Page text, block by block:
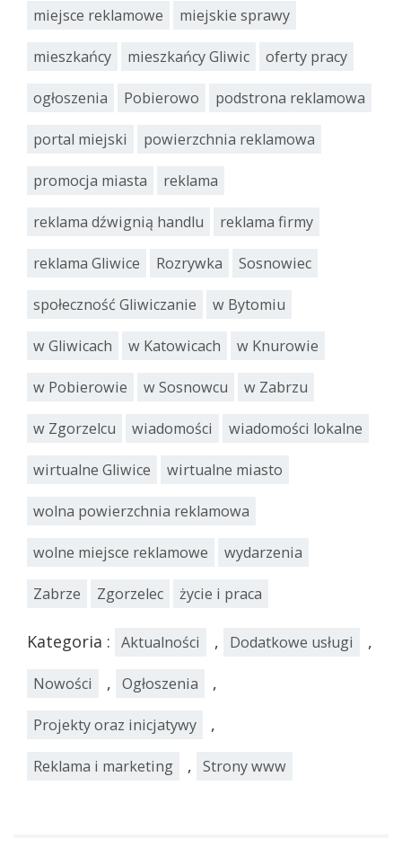
miejsce reklamowe miejskie sprawy
mieszkańcy mieszkańcy Gliwic oferty pracy
ogłoszenia Pobierowo podstrona reklamowa
portal miejski powierzchnia reklamowa
promocja miasta reklama
reklama dźwignią handlu reklama firmy
reklama Gliwice Rozrywka Sosnowiec
społeczność Gliwiczanie w Bytomiu
w Gliwicach w Katowicach w Knurowie
w Pobierowie w Sosnowcu w Zabrzu
w Zgorzelcu wiadomości wiadomości lokalne
wirtualne Gliwice wirtualne miasto
wolna powierzchnia reklamowa
wolne miejsce reklamowe wydarzenia
Zabrze Zgorzelec życie i praca
Kategoria : Aktualności , Dodatkowe usługi ,
Nowości , Ogłoszenia ,
Projekty oraz inicjatywy ,
Reklama i marketing , Strony www